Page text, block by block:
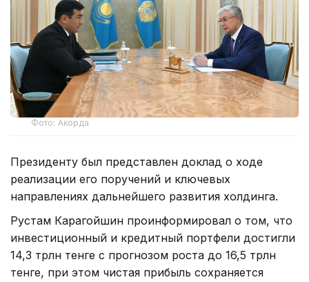
Фото: Акорда
Президенту был представлен доклад о ходе
реализации его поручений и ключевых
направлениях дальнейшего развития холдинга.
Рустам Карагойшин проинформировал о том, что
инвестиционный и кредитный портфели достигли
14,3 трлн тенге с прогнозом роста до 16,5 трлн
тенге, при этом чистая прибыль сохраняется